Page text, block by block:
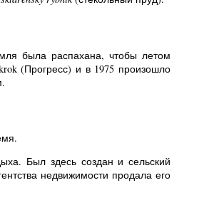
была распахана, чтобы летом
(Прогресс) и в 1975 произошло
Был здесь создан и сельский
недвижимости продала его